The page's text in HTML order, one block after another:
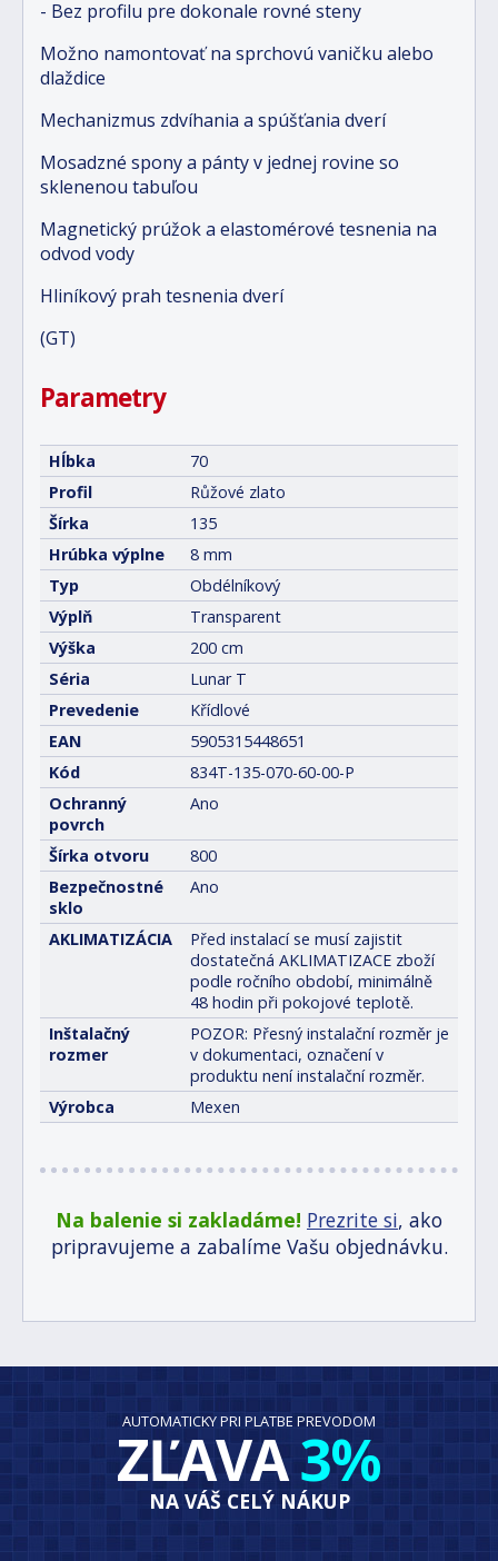
- Bez profilu pre dokonale rovné steny
Možno namontovať na sprchovú vaničku alebo
dlaždice
Mechanizmus zdvíhania a spúšťania dverí
Mosadzné spony a pánty v jednej rovine so
sklenenou tabuľou
Magnetický prúžok a elastomérové tesnenia na
odvod vody
Hliníkový prah tesnenia dverí
(GT)
Parametry
Hĺbka
70
Profil
Růžové zlato
Šírka
135
Hrúbka výplne
8 mm
Typ
Obdélníkový
Výplň
Transparent
Výška
200 cm
Séria
Lunar T
Prevedenie
Křídlové
EAN
5905315448651
Kód
834T-135-070-60-00-P
Ochranný
povrch
Ano
Šírka otvoru
800
Bezpečnostné
sklo
Ano
AKLIMATIZÁCIA
Před instalací se musí zajistit
dostatečná AKLIMATIZACE zboží
podle ročního období, minimálně
48 hodin při pokojové teplotě.
Inštalačný
rozmer
POZOR: Přesný instalační rozměr je
v dokumentaci, označení v
produktu není instalační rozměr.
Výrobca
Mexen
Na balenie si zakladáme! Prezrite si, ako
pripravujeme a zabalíme Vašu objednávku.
AUTOMATICKY PRI PLATBE PREVODOM
ZĽAVA3%
NA VÁŠ CELÝ NÁKUP